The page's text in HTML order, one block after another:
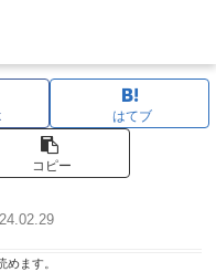
はてブ
コピー
めます。